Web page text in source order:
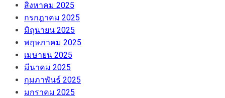
สิงหาคม 2025
กรกฎาคม 2025
มิถุนายน 2025
พฤษภาคม 2025
เมษายน 2025
มีนาคม 2025
กุมภาพันธ์ 2025
มกราคม 2025